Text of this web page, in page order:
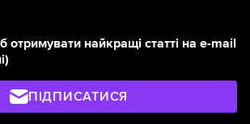
отримувати найкращі статті на e-mail
ПІДПИСАТИСЯ